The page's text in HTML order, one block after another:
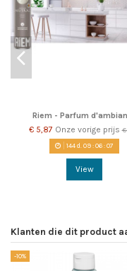
Riem - Parfum
€ 5,87 Onze vorige prijs€
144d. 09:06:07
View
Klanten die dit product
-10%